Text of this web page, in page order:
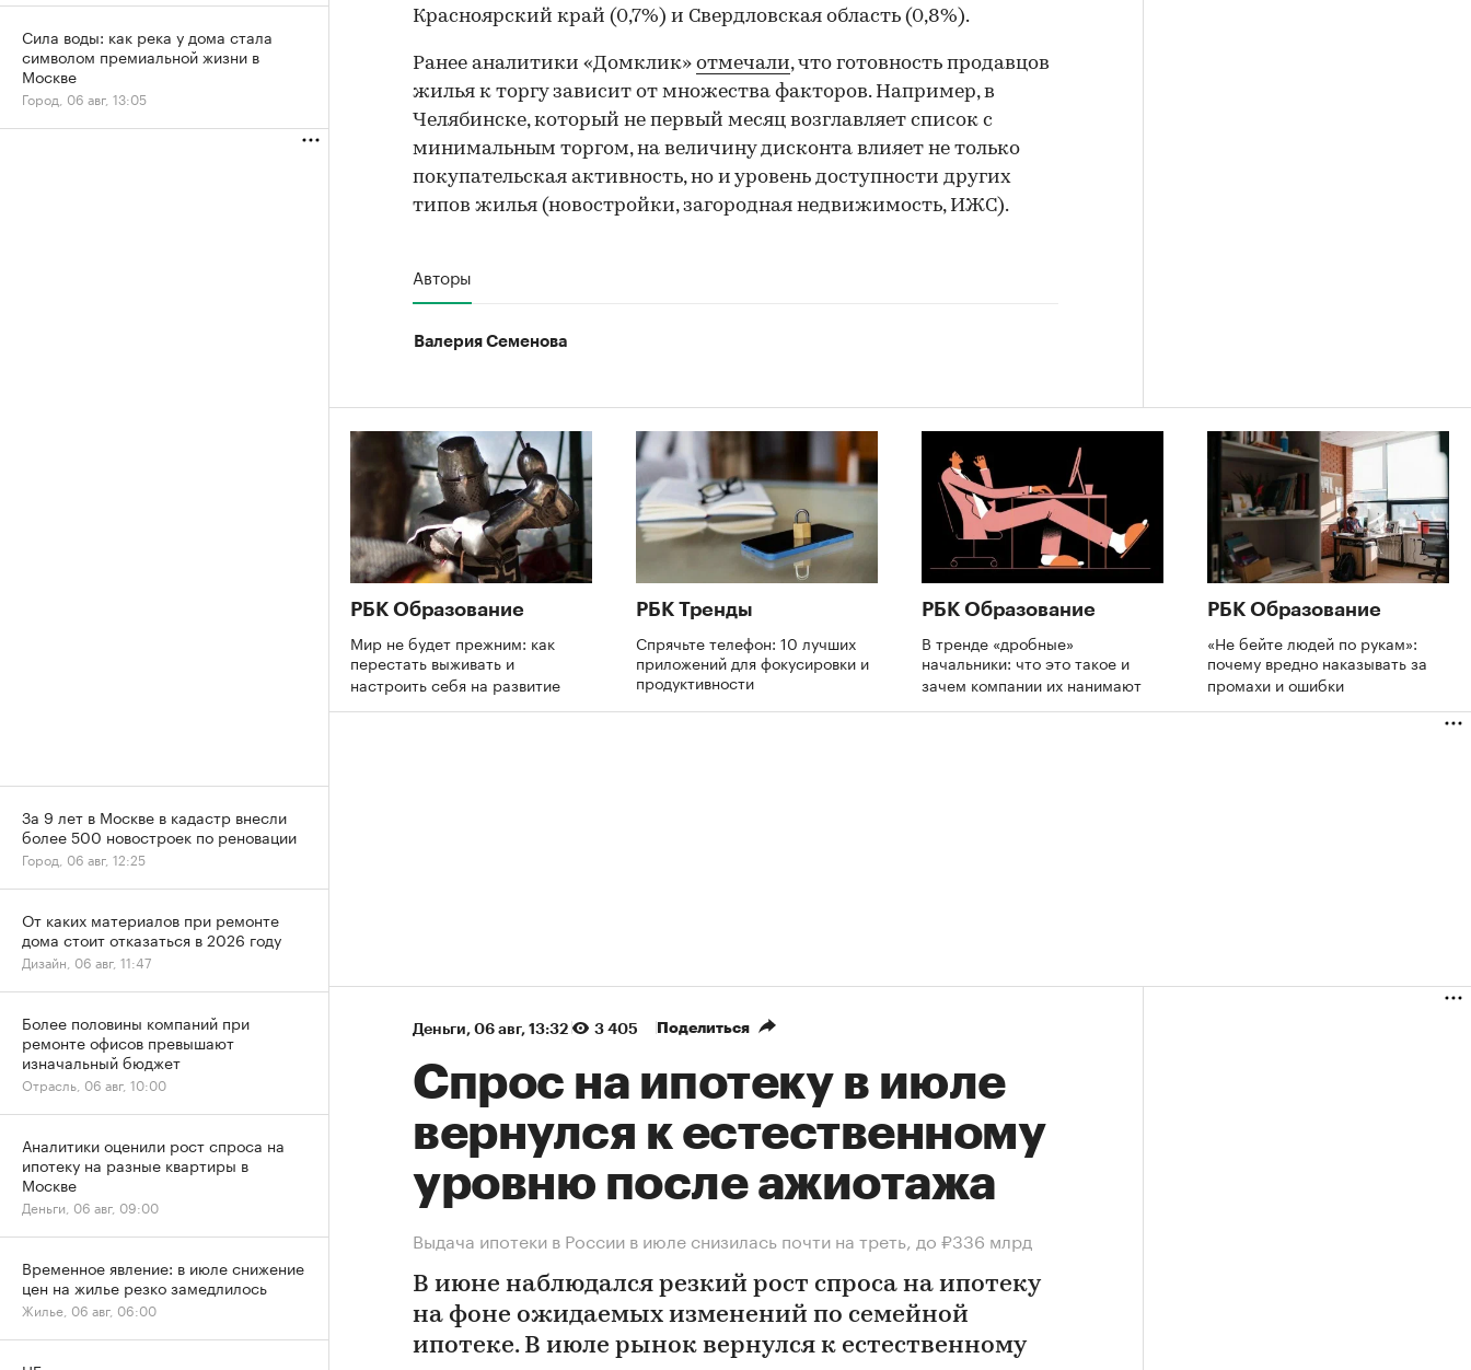
Красноярский край (0,7%) и Свердловская область (0,8%).
Ранее аналитики «Домклик» отмечали, что готовность продавцов
жилья к торгу зависит от множества факторов. Например, в
Челябинске, который не первый месяц возглавляет список с
минимальным торгом, на величину дисконта влияет не только
покупательская активность, но и уровень доступности других
типов жилья (новостройки, загородная недвижимость, ИЖС).
Авторы
Валерия Семенова
РБК Образование
Мир не будет прежним: как
перестать выживать и
настроить себя на развитие
РБК Тренды
Спрячьте телефон: 10 лучших
приложений для фокусировки и
продуктивности
РБК Образование
В тренде «дробные»
начальники: что это такое и
зачем компании их нанимают
РБК Образование
«Не бейте людей по рукам»:
почему вредно наказывать за
промахи и ошибки
Деньги⁠, 06 авг, 13:32 3 405 Поделиться
Спрос на ипотеку в июле
вернулся к естественному
уровню после ажиотажа
Выдача ипотеки в России в июле снизилась почти на треть, до ₽336 млрд
В июне наблюдался резкий рост спроса на ипотеку
на фоне ожидаемых изменений по семейной
ипотеке. В июле рынок вернулся к естественному
Сила воды: как река у дома стала
символом премиальной жизни в
Москве
Город, 06 авг, 13:05
За 9 лет в Москве в кадастр внесли
более 500 новостроек по реновации
Город, 06 авг, 12:25
От каких материалов при ремонте
дома стоит отказаться в 2026 году
Дизайн, 06 авг, 11:47
Более половины компаний при
ремонте офисов превышают
изначальный бюджет
Отрасль, 06 авг, 10:00
Аналитики оценили рост спроса на
ипотеку на разные квартиры в
Москве
Деньги, 06 авг, 09:00
Временное явление: в июле снижение
цен на жилье резко замедлилось
Жилье, 06 авг, 06:00